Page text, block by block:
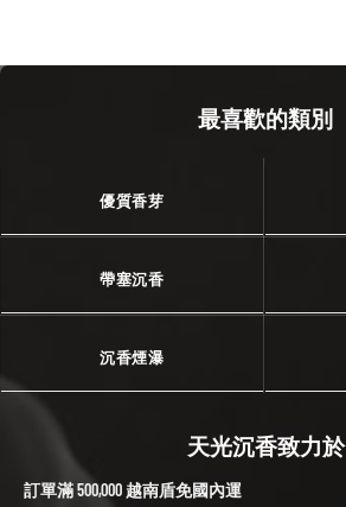
最喜歡的類別
優質香芽
帶塞沉香
沉香煙瀑
天光沉香致力於
訂單滿 500,000 越南盾免國內運